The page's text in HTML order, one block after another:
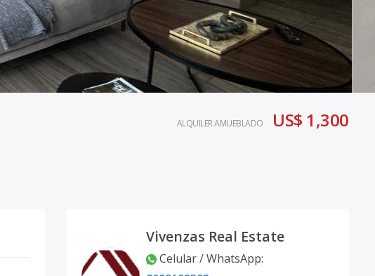
ALQUILER AMUEBLADO US$ 1,300
Vivenzas Real Estate
Celular / WhatsApp: